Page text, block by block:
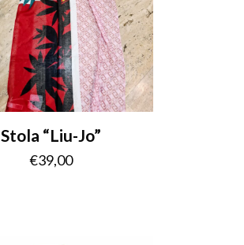
Stola “Liu-Jo”
€39,00